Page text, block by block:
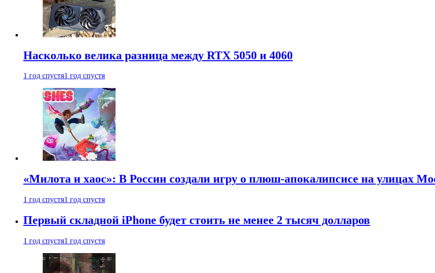
Насколько велика разница между RTX 5050 и 4060
1 год спустя1 год спустя
«Милота и хаос»: В России создали игру о плюш-апокалипсисе на улицах
1 год спустя1 год спустя
Первый складной iPhone будет стоить не менее 2 тысяч долларов
1 год спустя1 год спустя